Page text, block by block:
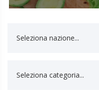
Seleziona nazione...
Seleziona categoria...